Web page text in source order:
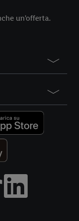
un'offerta.